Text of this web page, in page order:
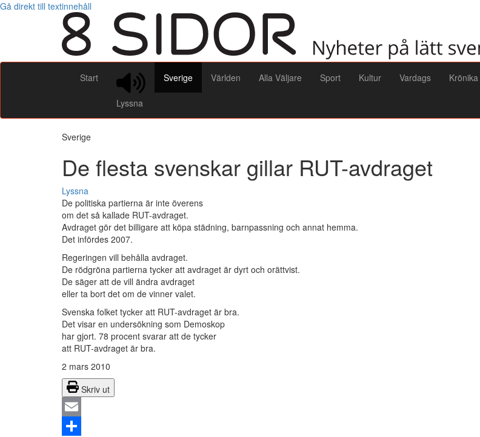
Gå direkt till textinnehåll
Start
Lyssna
Sverige Världen Alla Väljare Sport Kultur Vardags Krönika
Sverige
De flesta svenskar gillar RUT-avdraget
Lyssna
De politiska partierna är inte överens
om det så kallade RUT-avdraget.
Avdraget gör det billigare att köpa städning, barnpassning och annat hemma.
Det infördes 2007.
Regeringen vill behålla avdraget.
De rödgröna partierna tycker att avdraget är dyrt och orättvist.
De säger att de vill ändra avdraget
eller ta bort det om de vinner valet.
Svenska folket tycker att RUT-avdraget är bra.
Det visar en undersökning som Demoskop
har gjort. 78 procent svarar att de tycker
att RUT-avdraget är bra.
2 mars 2010
Skriv ut
Email